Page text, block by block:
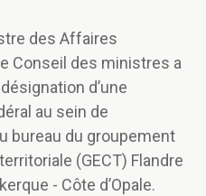
des Affaires
Conseil des ministres a
d’une
au sein de
bureau du groupement
(GECT) Flandre
- Côte d’Opale.